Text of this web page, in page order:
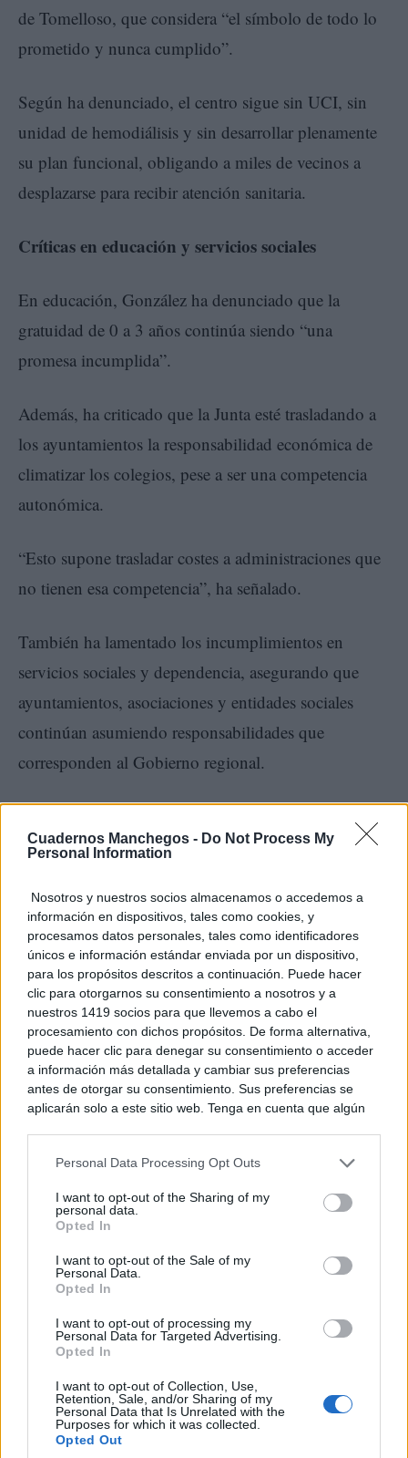
Cuadernos Manchegos - Do Not Process My
Personal Information
Nosotros y nuestros socios almacenamos o accedemos a
información en dispositivos, tales como cookies, y
procesamos datos personales, tales como identificadores
únicos e información estándar enviada por un dispositivo,
para los propósitos descritos a continuación. Puede hacer
clic para otorgarnos su consentimiento a nosotros y a
nuestros 1419 socios para que llevemos a cabo el
procesamiento con dichos propósitos. De forma alternativa,
puede hacer clic para denegar su consentimiento o acceder
a información más detallada y cambiar sus preferencias
antes de otorgar su consentimiento. Sus preferencias se
aplicarán solo a este sitio web. Tenga en cuenta que algún
rechazar tal procesamiento. Puede cambiar sus preferencias
a este sitio y haciendo clic en el botón "Privacidad" en la
parte inferior de la página web.
Please note that this website/app uses one or more Google
services and may gather and store information including but
not limited to your visit or usage behaviour. You may click to
use your data for below specified purposes in below Google
consent section.
Personal Data Processing Opt Outs
I want to opt-out of the Sharing of my
personal data.
Opted In
I want to opt-out of the Sale of my
Personal Data.
Opted In
I want to opt-out of processing my
Personal Data for Targeted Advertising.
Opted In
I want to opt-out of Collection, Use,
Retention, Sale, and/or Sharing of my
Personal Data that Is Unrelated with the
Purposes for which it was collected.
Opted Out
de Tomelloso, que considera “el símbolo de todo lo
prometido y nunca cumplido”.
Según ha denunciado, el centro sigue sin UCI, sin
unidad de hemodiálisis y sin desarrollar plenamente
su plan funcional, obligando a miles de vecinos a
desplazarse para recibir atención sanitaria.
Críticas en educación y servicios sociales
En educación, González ha denunciado que la
gratuidad de 0 a 3 años continúa siendo “una
promesa incumplida”.
Además, ha criticado que la Junta esté trasladando a
los ayuntamientos la responsabilidad económica de
climatizar los colegios, pese a ser una competencia
autonómica.
“Esto supone trasladar costes a administraciones que
no tienen esa competencia”, ha señalado.
También ha lamentado los incumplimientos en
servicios sociales y dependencia, asegurando que
ayuntamientos, asociaciones y entidades sociales
continúan asumiendo responsabilidades que
corresponden al Gobierno regional.
Mancha dispone actualmente de 4.500 millones de
euros más de presupuesto que cuando García-Page
llegó al Gobierno.
“Hay más recursos que nunca, pero no hay mejores
resultados. El problema ya no es de financiación; el
problema es una falta absoluta de gestión”, ha
afirmado.
El PP se presenta como alternativa
Sonia González ha asegurado que, tras once años de
una nueva etapa “basada en la gestión, la credibilidad
y el cumplimiento de la palabra dada”.
En este sentido, ha defendido al Partido Popular y al
presidente regional del partido, Paco Núñez, como
una alternativa de gobierno “seria, preparada y
centrada en los problemas reales de los ciudadanos”.